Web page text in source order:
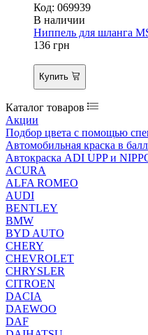
Код: 069939
В наличии
Ниппель для шланга
136 грн
Купить
Каталог товаров
Акции
Подбор цвета с помощью
Автомобильная краска в
Автокраска ADI UPP и
ACURA
ALFA ROMEO
AUDI
BENTLEY
BMW
BYD AUTO
CHERY
CHEVROLET
CHRYSLER
CITROEN
DACIA
DAEWOO
DAF